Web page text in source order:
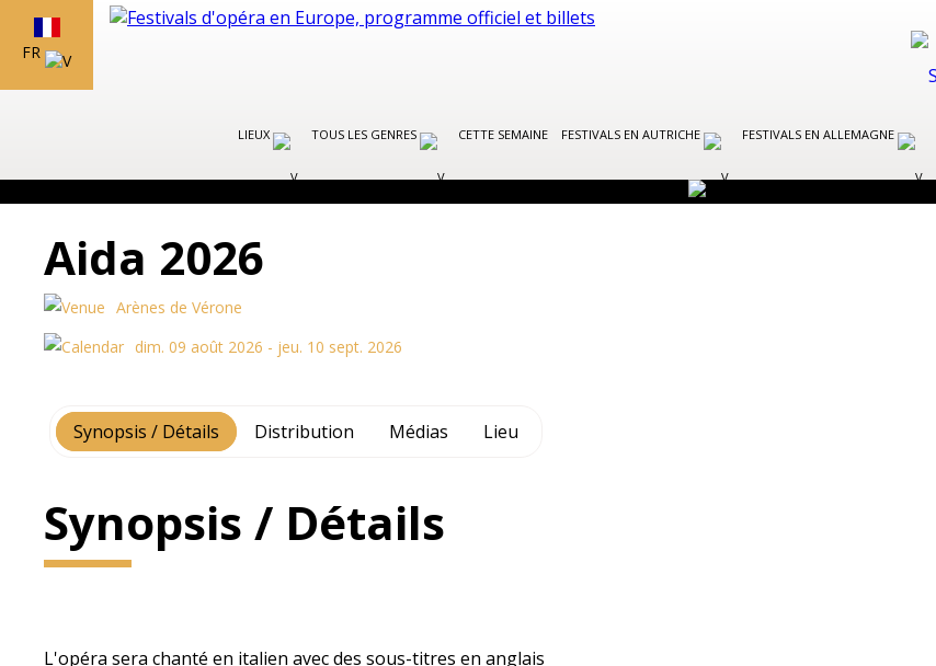
FR
LIEUX TOUS LES GENRES CETTE SEMAINE FESTIVALS EN AUTRICHE FESTIVALS EN ALLEMAGNE
Aida 2026
Arènes de Vérone
dim. 09 août 2026 - jeu. 10 sept. 2026
Synopsis / Détails Distribution Médias Lieu
Synopsis / Détails
L'opéra sera chanté en italien avec des sous-titres en anglais